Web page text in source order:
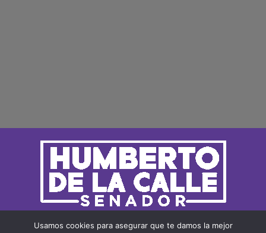
Usamos cookies para asegurar que te damos la mejor